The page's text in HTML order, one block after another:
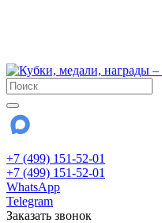
+7 (499) 151-52-01
+7 (499) 151-52-01
WhatsApp
Telegram
Заказать звонок